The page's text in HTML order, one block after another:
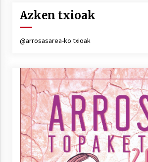
Azken txioak
@arrosasarea-ko txioak